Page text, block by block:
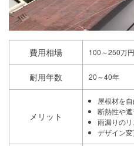
費用相場 100～250万円
耐用年数 20～40年
メリット
屋根材を
断熱性や
雨漏りの
デザイン